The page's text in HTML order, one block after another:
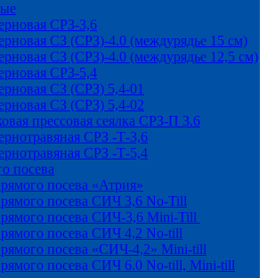
СРЗ-3,6
СЗ (СРЗ)-4.0 (междурядье 15 см)
СЗ (СРЗ)-4.0 (междурядье 12,5 см)
СРЗ-5,4
СЗ (СРЗ) 5,4-01
СЗ (СРЗ) 5,4-02
прессовая сеялка СРЗ-П 3.6
СРЗ -Т-3,6
СРЗ -Т-5,4
посева
посева «Атрия»
посева СИЧ 3,6 No-Till
посева СИЧ-3,6 Mini-Till
посева СИЧ 4,2 No-till
посева «СИЧ-4,2» Mini-till
посева СИЧ 6.0 No-till, Mini-till